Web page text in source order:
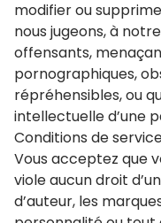
modifier ou
nous jugeons, à
offensants,
pornographiques,
répréhensibles, ou
intellectuelle d’une
Conditions de
Vous acceptez que
viole aucun droit
d’auteur, les